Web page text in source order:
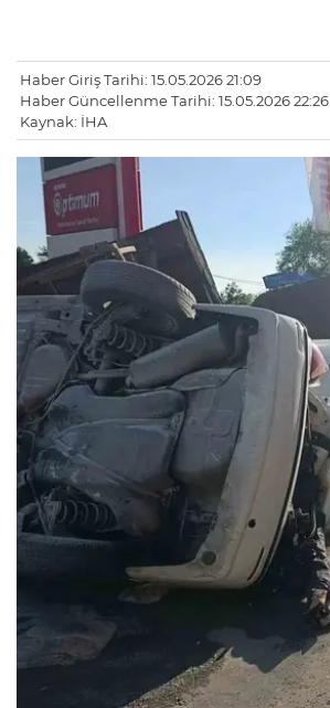
Haber Giriş Tarihi: 15.05.2026 21:09
Haber Güncellenme Tarihi: 15.05.2026 22:26
Kaynak: İHA